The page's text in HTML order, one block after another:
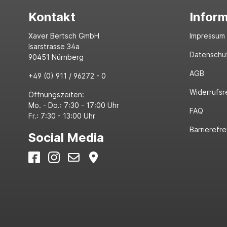
Kontakt
Xaver Bertsch GmbH
Isarstrasse 34a
90451 Nürnberg
+49 (0) 911 / 96272 - 0
Öffnungszeiten:
Mo. - Do.: 7:30 - 17:00 Uhr
Fr.: 7:30 - 13:00 Uhr
Social Media
Impressum
AGB
FAQ